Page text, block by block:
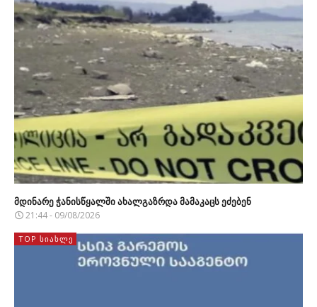
მდინარე ჭანისწყალში ახალგაზრდა მამაკაცს ეძებენ
21:44 - 09/08/2026
TOP ᲡᲘᲐᲮᲚᲔ